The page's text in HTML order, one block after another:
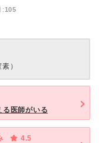
105
）
る医師がいる
4.5